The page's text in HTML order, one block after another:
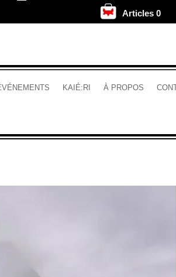
. Articles 0
KAIÉ:RI À PROPOS